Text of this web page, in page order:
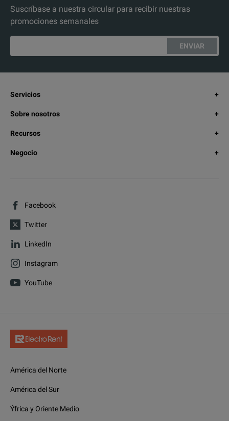
Suscríbase a nuestra circular para recibir nuestras
promociones semanales
ENVIAR
Servicios
Sobre nosotros
Recursos
Negocio
Facebook
Twitter
LinkedIn
Instagram
YouTube
América del Norte
América del Sur
Ýfrica y Oriente Medio